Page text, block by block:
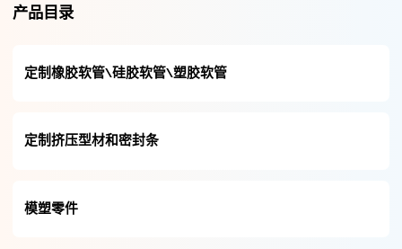
产品目录
定制橡胶软管\硅胶软管\塑胶软管
定制挤压型材和密封条
模塑零件